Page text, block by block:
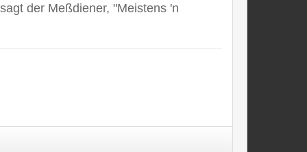
der Meßdiener, "Meistens 'n